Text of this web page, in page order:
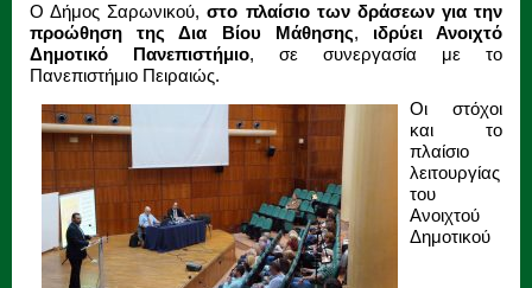
Ο Δήμος Σαρωνικού,στο πλαίσιο των δράσεων για την
προώθηση της Δια Βίου Μάθησης, ιδρύει Ανοιχτό
Δημοτικό Πανεπιστήμιο, σε συνεργασία με το
Πανεπιστήμιο Πειραιώς.
Οι στόχοι
και το
πλαίσιο
λειτουργίας
του
Ανοιχτού
Δημοτικού